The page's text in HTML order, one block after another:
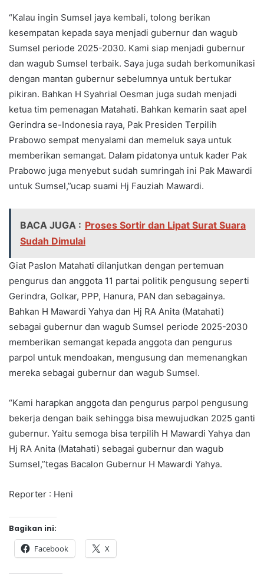
“Kalau ingin Sumsel jaya kembali, tolong berikan
kesempatan kepada saya menjadi gubernur dan wagub
Sumsel periode 2025-2030. Kami siap menjadi gubernur
dan wagub Sumsel terbaik. Saya juga sudah berkomunikasi
dengan mantan gubernur sebelumnya untuk bertukar
pikiran. Bahkan H Syahrial Oesman juga sudah menjadi
ketua tim pemenagan Matahati. Bahkan kemarin saat apel
Gerindra se-Indonesia raya, Pak Presiden Terpilih
Prabowo sempat menyalami dan memeluk saya untuk
memberikan semangat. Dalam pidatonya untuk kader Pak
Prabowo juga menyebut sudah sumringah ini Pak Mawardi
untuk Sumsel,”ucap suami Hj Fauziah Mawardi.
BACA JUGA : Proses Sortir dan Lipat Surat Suara
Sudah Dimulai
Giat Paslon Matahati dilanjutkan dengan pertemuan
pengurus dan anggota 11 partai politik pengusung seperti
Gerindra, Golkar, PPP, Hanura, PAN dan sebagainya.
Bahkan H Mawardi Yahya dan Hj RA Anita (Matahati)
sebagai gubernur dan wagub Sumsel periode 2025-2030
memberikan semangat kepada anggota dan pengurus
parpol untuk mendoakan, mengusung dan memenangkan
mereka sebagai gubernur dan wagub Sumsel.
“Kami harapkan anggota dan pengurus parpol pengusung
bekerja dengan baik sehingga bisa mewujudkan 2025 ganti
gubernur. Yaitu semoga bisa terpilih H Mawardi Yahya dan
Hj RA Anita (Matahati) sebagai gubernur dan wagub
Sumsel,”tegas Bacalon Gubernur H Mawardi Yahya.
Reporter : Heni
Bagikan ini:
Facebook X